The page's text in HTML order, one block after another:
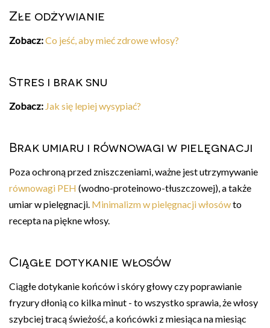
Złe odżywianie
Zobacz:Co jeść, aby mieć zdrowe włosy?
Stres i brak snu
Zobacz: Jak się lepiej wysypiać?
Brak umiaru i równowagi w pielęgnacji
Poza ochroną przed zniszczeniami, ważne jest utrzymywanie
równowagi PEH (wodno-proteinowo-tłuszczowej), a także
umiar w pielęgnacji. Minimalizm w pielęgnacji włosówto
recepta na piękne włosy.
Ciągłe dotykanie włosów
Ciągłe dotykanie końców i skóry głowy czy poprawianie
fryzury dłonią co kilka minut - to wszystko sprawia, że włosy
szybciej tracą świeżość, a końcówki z miesiąca na miesiąc